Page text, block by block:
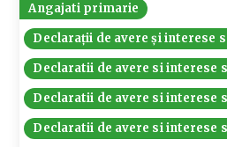
Angajati primarie
Declarații de avere și interese
Declaratii de avere si interese
Declaratii de avere si interese
Declaratii de avere si interese